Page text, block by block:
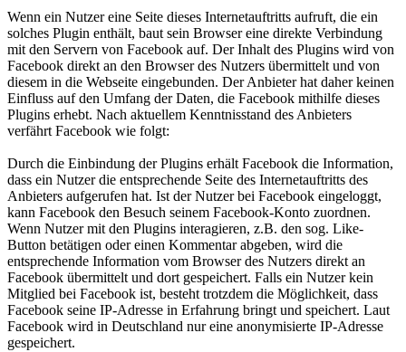
Wenn ein Nutzer eine Seite dieses Internetauftritts aufruft, die ein
solches Plugin enthält, baut sein Browser eine direkte Verbindung
mit den Servern von Facebook auf. Der Inhalt des Plugins wird von
Facebook direkt an den Browser des Nutzers übermittelt und von
diesem in die Webseite eingebunden. Der Anbieter hat daher keinen
Einfluss auf den Umfang der Daten, die Facebook mithilfe dieses
Plugins erhebt. Nach aktuellem Kenntnisstand des Anbieters
verfährt Facebook wie folgt:
Durch die Einbindung der Plugins erhält Facebook die Information,
dass ein Nutzer die entsprechende Seite des Internetauftritts des
Anbieters aufgerufen hat. Ist der Nutzer bei Facebook eingeloggt,
kann Facebook den Besuch seinem Facebook-Konto zuordnen.
Wenn Nutzer mit den Plugins interagieren, z.B. den sog. Like-
Button betätigen oder einen Kommentar abgeben, wird die
entsprechende Information vom Browser des Nutzers direkt an
Facebook übermittelt und dort gespeichert. Falls ein Nutzer kein
Mitglied bei Facebook ist, besteht trotzdem die Möglichkeit, dass
Facebook seine IP-Adresse in Erfahrung bringt und speichert. Laut
Facebook wird in Deutschland nur eine anonymisierte IP-Adresse
gespeichert.